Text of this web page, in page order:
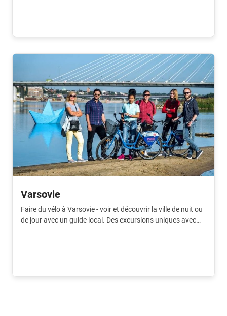
Varsovie
Faire du vélo à Varsovie - voir et découvrir la ville de nuit ou
de jour avec un guide local. Des excursions uniques avec